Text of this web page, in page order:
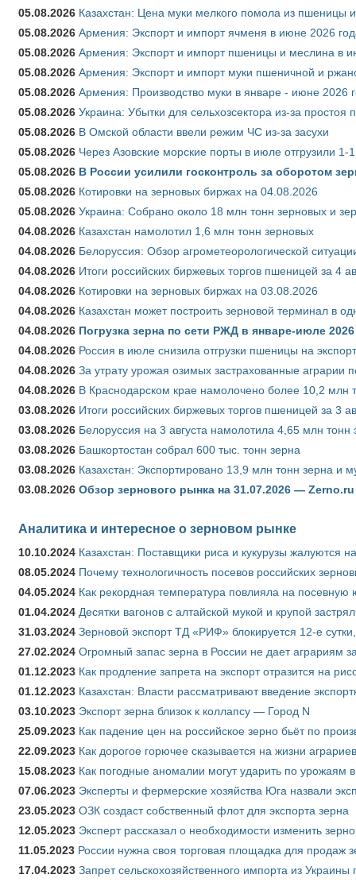
05.08.2026 Казахстан: Цена муки мелкого помола из пшеницы
05.08.2026 Армения: Экспорт и импорт ячменя в июне 2026
05.08.2026 Армения: Экспорт и импорт пшеницы и меслина в
05.08.2026 Армения: Экспорт и импорт муки пшеничной и
05.08.2026 Армения: Производство муки в январе - июне 2026
05.08.2026 Украина: Убытки для сельхозсектора из-за простоя
05.08.2026 В Омской области ввели режим ЧС из-за засухи
05.08.2026 Через Азовские морские порты в июле отгрузили
05.08.2026 В России усилили госконтроль за оборотом
05.08.2026 Котировки на зерновых биржах на 04.08.2026
05.08.2026 Украина: Собрано около 18 млн тонн зерновых и
04.08.2026 Казахстан намолотил 1,6 млн тонн зерновых
04.08.2026 Белоруссия: Обзор агрометеорологической
04.08.2026 Итоги российских биржевых торгов пшеницей за 4
04.08.2026 Котировки на зерновых биржах на 03.08.2026
04.08.2026 Казахстан может построить зерновой терминал в
04.08.2026 Погрузка зерна по сети РЖД в январе-июле
04.08.2026 Россия в июле снизила отгрузки пшеницы на
04.08.2026 За утрату урожая озимых застрахованные аграрии
04.08.2026 В Краснодарском крае намолочено более 10,2 млн
03.08.2026 Итоги российских биржевых торгов пшеницей за 3
03.08.2026 Белоруссия на 3 августа намолотила 4,65 млн тонн
03.08.2026 Башкортостан собрал 600 тыс. тонн зерна
03.08.2026 Казахстан: Экспортировано 13,9 млн тонн зерна и
03.08.2026 Обзор зернового рынка на 31.07.2026 — Zerno.ru
Аналитика и интересное о зерновом рынке
10.10.2024 Казахстан: Поставщики риса и кукурузы жалуются
08.05.2024 Почему технологичность посевов российских
04.05.2024 Как рекордная температура повлияла на
01.04.2024 Десятки вагонов с алтайской мукой и крупой
31.03.2024 Зерновой экспорт ТД «РИФ» блокируется 12-е
27.02.2024 Огромный запас зерна в России не дает аграриям
01.12.2023 Как продление запрета на экспорт отразится на
01.12.2023 Казахстан: Власти рассматривают введение
03.10.2023 Экспорт зерна близок к коллапсу — Город N
25.09.2023 Как падение цен на российское зерно бьёт по
22.09.2023 Как дорогое горючее сказывается на жизни аграриев
15.08.2023 Как погодные аномалии могут ударить по урожаям
07.06.2023 Эксперты и фермерские хозяйства Юга назвали
23.05.2023 ОЗК создаст собственный флот для экспорта зерна
12.05.2023 Эксперт рассказал о необходимости изменить
11.05.2023 России нужна своя торговая площадка для продаж
17.04.2023 Запрет сельскохозяйственного импорта из